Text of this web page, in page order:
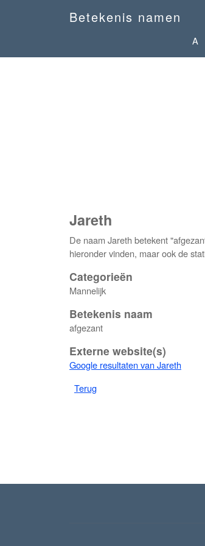
Betekenis namen
A
Jareth
De naam Jareth betekent
hieronder vinden, maar ook de
Categorieën
Mannelijk
Betekenis naam
afgezant
Externe website(s)
Google resultaten van Jareth
Terug